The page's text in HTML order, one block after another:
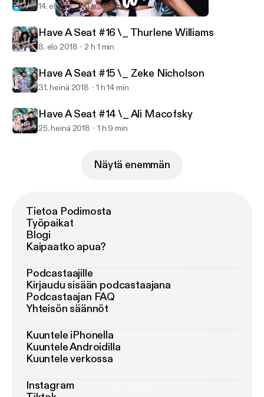
Have A Seat
14. elo 2018 1 h 59 min
Have A Seat #16 \_ Thurlene Williams
8. elo 2018 2 h 1 min
Have A Seat #15 \_ Zeke Nicholson
31. heinä 2018 1 h 14 min
Have A Seat #14 \_ Ali Macofsky
25. heinä 2018 1 h 9 min
Näytä enemmän
Tietoa Podimosta
Työpaikat
Blogi
Kaipaatko apua?
Podcastaajille
Kirjaudu sisään podcastaajana
Podcastaajan FAQ
Yhteisön säännöt
Kuuntele iPhonella
Kuuntele Androidilla
Kuuntele verkossa
Instagram